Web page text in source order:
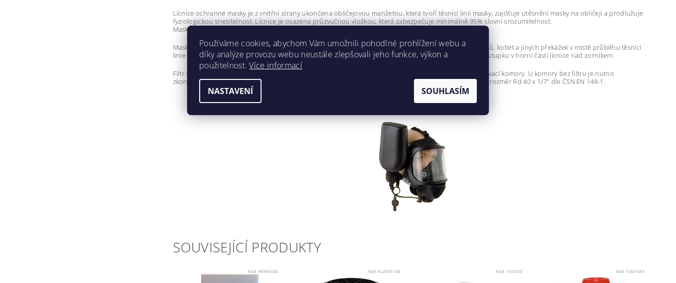
Lícnice ochranné masky je z vnitřní strany ukončena obličejovou manžetou, která tvoří těsnící linii masky, zajišťuje utěsnění masky na obličeji a prodlužuje
fyziologickou snesitelnost. Lícnice je osazena průzvučnou vložkou, která zabezpečuje minimálně 95% slovní srozumitelnost.
Maska se dodává s pětibodovým pryžotextilním upínacím systémem.
Maska se vyrábí v jedné velikosti. Nutností pro zajištění dobré těsnosti lícnice je hladký obličej, bez vousů, kotlet a jiných překážek v místě průběhu těsnící
linie masky. Maska umožňuje použití dioptrických skel v brýlové vložce, která se uchycuje v pryžovém výstupku v horní části lícnice nad zorníkem.
Filtr se k masce, podle aktuální potřeby uživatele, připojuje našroubováním do levé nebo pravé vdechovací komory. U komory bez filtru je nutno
zkontrolovat zašroubování a dotažení zátky vdechovací komory. Závity vdechovacích komor masky mají rozměr Rd 40 x 1/7" dle ČSN EN 148-1.
SOUVISEJÍCÍ PRODUKTY
Kód:ARIA4030 Kód:KLI500168 Kód: 100330 Kód:500165X
Používáme cookies, abychom Vám umožnili pohodlné prohlížení webu a
díky analýze provozu webu neustále zlepšovali jeho funkce, výkon a
použitelnost.Více informací
NASTAVENÍ SOUHLASÍM